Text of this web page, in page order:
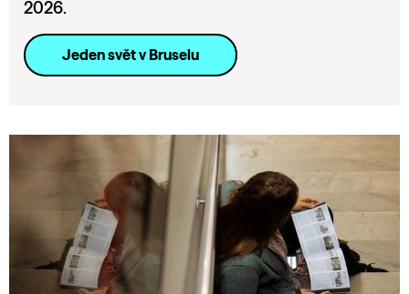
2026.
Jeden svět v Bruselu